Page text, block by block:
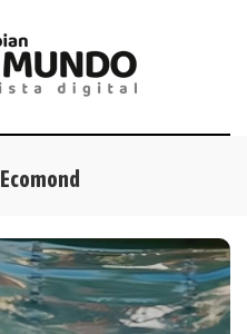
Ecomond